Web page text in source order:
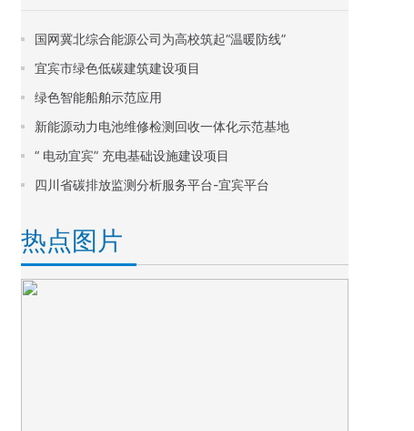
国网冀北综合能源公司为高校筑起“温暖防线”
宜宾市绿色低碳建筑建设项目
绿色智能船舶示范应用
新能源动力电池维修检测回收一体化示范基地
“ 电动宜宾” 充电基础设施建设项目
四川省碳排放监测分析服务平台-宜宾平台
热点图片